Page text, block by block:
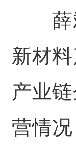
薛斌
新材
产业
营情